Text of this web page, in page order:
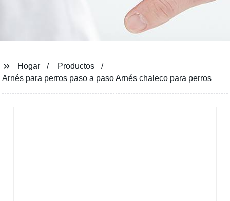
Hogar
Productos
Arnés para perros paso a paso Arnés chaleco para perros